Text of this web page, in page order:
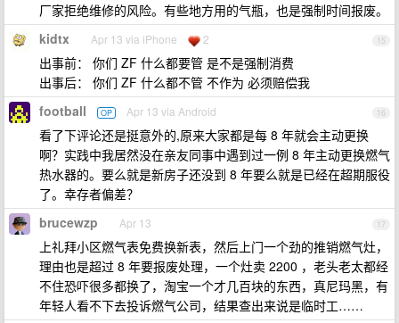
厂家拒绝维修的风险。有些地方用的气瓶，也是强制时间报废。
15
kidtx Apr 13 via iPhone 2
出事前： 你们 ZF 什么都要管 是不是强制消费
出事后： 你们 ZF 什么都不管 不作为 必须赔偿我
16
football OP Apr 13 via Android
看了下评论还是挺意外的,原来大家都是每 8 年就会主动更换
啊？实践中我居然没在亲友同事中遇到过一例 8 年主动更换燃气
热水器的。要么就是新房子还没到 8 年要么就是已经在超期服役
了。幸存者偏差？
17
brucewzp Apr 13
上礼拜小区燃气表免费换新表，然后上门一个劲的推销燃气灶，
理由也是超过 8 年要报废处理，一个灶卖 2200 ，老头老太都经
不住恐吓很多都换了，淘宝一个才几百块的东西，真尼玛黑，有
年轻人看不下去投诉燃气公司，结果查出来说是临时工……